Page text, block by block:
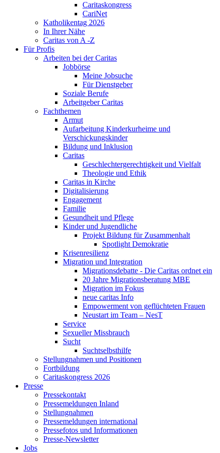
Caritaskongress
CariNet
Katholikentag 2026
In Ihrer Nähe
Caritas von A -Z
Für Profis
Arbeiten bei der Caritas
Jobbörse
Meine Jobsuche
Für Dienstgeber
Soziale Berufe
Arbeitgeber Caritas
Fachthemen
Armut
Aufarbeitung Kinderkurheime und
Verschickungskinder
Bildung und Inklusion
Caritas
Geschlechtergerechtigkeit und Vielfalt
Theologie und Ethik
Caritas in Kirche
Digitalisierung
Engagement
Familie
Gesundheit und Pflege
Kinder und Jugendliche
Projekt Bildung für Zusammenhalt
Spotlight Demokratie
Krisenresilienz
Migration und Integration
Migrationsdebatte - Die Caritas ordnet ein
20 Jahre Migrationsberatung MBE
Migration im Fokus
neue caritas Info
Empowerment von geflüchteten Frauen
Neustart im Team – NesT
Service
Sexueller Missbrauch
Sucht
Suchtselbsthilfe
Stellungnahmen und Positionen
Fortbildung
Caritaskongress 2026
Presse
Pressekontakt
Pressemeldungen Inland
Stellungnahmen
Pressemeldungen international
Pressefotos und Informationen
Presse-Newsletter
Jobs